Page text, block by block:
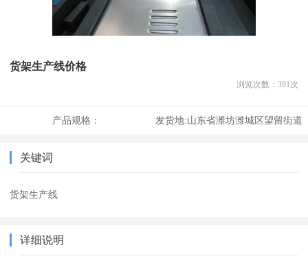
货架生产线价格
浏览次数： 391次
产品规格： 发货地:山东省潍坊潍城区望留街道
关键词
货架生产线
详细说明